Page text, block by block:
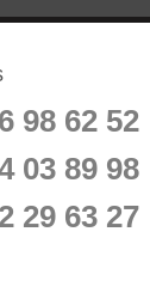
98 62 52
03 89 98
29 63 27